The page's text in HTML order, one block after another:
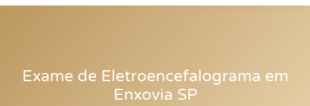
Exame de Eletroencefalograma em
Enxovia SP